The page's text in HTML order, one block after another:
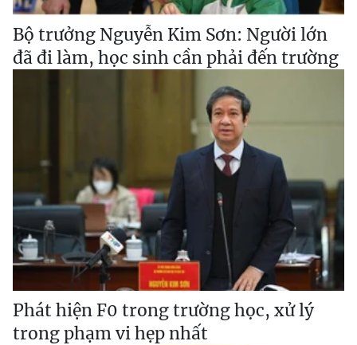
Bộ trưởng Nguyễn Kim Sơn: Người lớn
đã đi làm, học sinh cần phải đến trường
Phát hiện F0 trong trường học, xử lý
trong phạm vi hẹp nhất